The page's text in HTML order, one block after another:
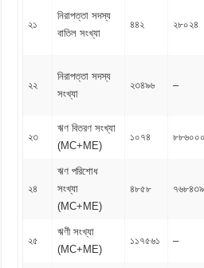
২১
নিরাপত্তা সদস্য
বাতিল সংখ্যা
৪৪২ ২৮০২৪
২২
নিরাপত্তা সদস্য
সংখ্যা
২৩৪৯৬ –
২৩
ঋণ বিতরণ সংখ্যা
(MC+ME)
১০৭৪ ৮৮৬০০০
২৪
ঋণ পরিশোধ
সংখ্যা
(MC+ME)
৪৮৫৮ ৭৬৮৪৩৯
২৫
ঋণী সংখ্যা
(MC+ME)
১১৭৫৬১ –